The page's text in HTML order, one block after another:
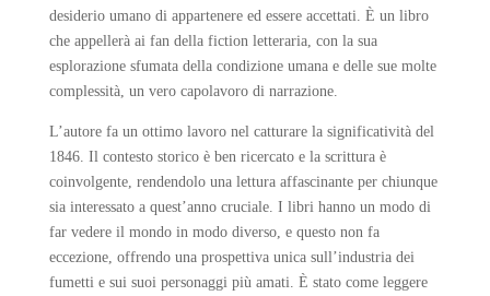
desiderio umano di appartenere ed essere accettati. È un libro
che appellerà ai fan della fiction letteraria, con la sua
esplorazione sfumata della condizione umana e delle sue molte
complessità, un vero capolavoro di narrazione.
L’autore fa un ottimo lavoro nel catturare la significatività del
1846. Il contesto storico è ben ricercato e la scrittura è
coinvolgente, rendendolo una lettura affascinante per chiunque
sia interessato a quest’anno cruciale. I libri hanno un modo di
far vedere il mondo in modo diverso, e questo non fa
eccezione, offrendo una prospettiva unica sull’industria dei
fumetti e sui suoi personaggi più amati. È stato come leggere